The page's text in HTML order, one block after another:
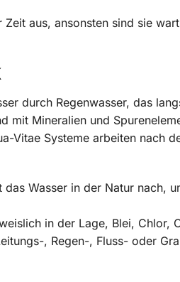
aus, ansonsten sind sie
durch Regenwasser, das
mit Mineralien und
Vitae Systeme arbeiten nach
Wasser in der Natur nach,
in der Lage, Blei,
, Regen-, Fluss- oder